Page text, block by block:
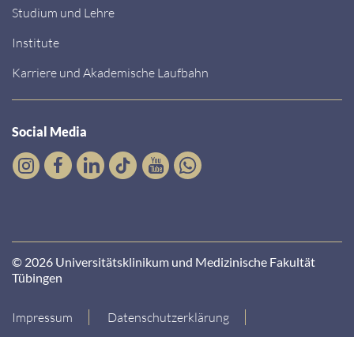
Studium und Lehre
Institute
Karriere und Akademische Laufbahn
Social Media
© 2026 Universitätsklinikum und Medizinische Fakultät
Tübingen
Impressum Datenschutzerklärung